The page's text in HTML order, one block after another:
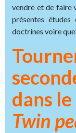
vendre et de faire
présentes études
doctrines voire
dans
Twin